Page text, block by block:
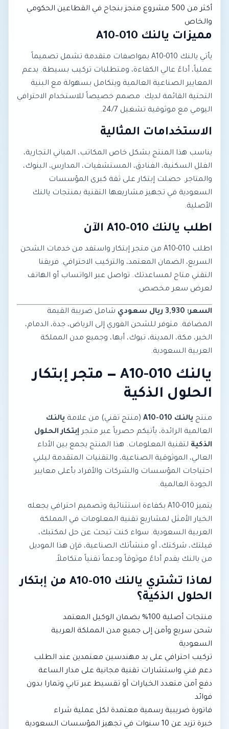
أكثر من 500 مشروع منجز بنجاح في القطاعين الحكومي
والخاص
مميزات يالنك A10-010
يأتي يالنك A10-010 بمواصفات متقدمة تشمل تصميماً
عملياً، أداءً عالي الكفاءة، ومتطلبات تركيب بسيطة. يدعم
المعايير الصناعية العالمية ويتكامل بسهولة مع البنية
التحتية القائمة لديك. مصمم خصيصاً للاستخدام الاحترافي
اليومي مع موثوقية تشغيل 24/7.
الاستخدامات المثالية
يناسب هذا المنتج بشكل خاص المكاتب، المباني التجارية،
الفلل السكنية، الفنادق، المستشفيات، المدارس، البنوك،
والمتاجر. حصلت إبتكار على ثقة كبرى المؤسسات
السعودية في تجهيز مشاريعها التقنية بمنتجات يالنك
الأصلية.
اطلب يالنك A10-010 الآن
اطلب A10-010 من متجر إبتكار واستفد من خدمات الشحن
السريع، الضمان المعتمد، والتركيب الاحترافي. فريقنا
التقني متاح لمساعدتك. تواصل عبر الواتساب أو الهاتف
لعرض سعر مخصص.
السعر: 3,930 ريال سعودي
شامل ضريبة القيمة
المضافة. متوفر للشحن الفوري إلى الرياض، جدة، الدمام،
الخبر، مكة، المدينة، تبوك، أبها، وجميع مدن المملكة
العربية السعودية.
يالنك A10-010 — متجر إبتكار
الحلول الذكية
منتج يالنك A10-010 (منتج تقني) من علامة يالنك
العالمية الرائدة، يأتيكم حصرياً عبر متجرإبتكار الحلول
الذكية لتقنية المعلومات. هذا المنتج يجمع بين الأداء
العالي، الموثوقية الصناعية، والتقنيات المتقدمة ليلبي
احتياجات المؤسسات والشركات والأفراد بأعلى معايير
الجودة العالمية.
يتميز A10-010 بكفاءة استثنائية وتصميم احترافي يجعله
الخيار الأمثل لمشاريع تقنية المعلومات في المملكة
العربية السعودية. سواء كنت تبحث عن حل لمكتبك،
فيلتك، شركتك، أو منشأتك الصناعية، فإن هذا الموديل
من يالنك يقدم أداءً موثوقاً ودعماً تقنياً متكاملاً.
لماذا تشتري يالنك A10-010 من إبتكار
الحلول الذكية؟
منتجات أصلية 100% بضمان الوكيل المعتمد
شحن سريع وآمن إلى جميع مدن المملكة العربية
السعودية
تركيب احترافي على يد مهندسين معتمدين عند الطلب
دعم فني واستشارات تقنية مجانية على مدار الساعة
دفع آمن متعدد الخيارات أو تقسيط عبر تابي وتمارا بدون
فوائد
فاتورة ضريبية رسمية معتمدة لكل عملية شراء
خبرة تزيد عن 10 سنوات في تجهيز المؤسسات السعودية